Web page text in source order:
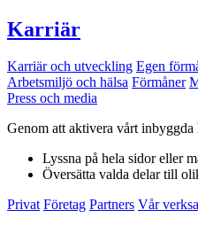
Karriär
Karriär och utveckling Egen
Arbetsmiljö och hälsa Förmåner
Press och media
Genom att aktivera vårt inbyggda
Lyssna på hela sidor eller
Översätta valda delar till
Privat Företag Partners Vår